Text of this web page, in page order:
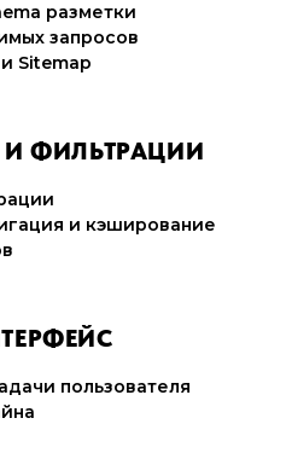
разметки
запросов
Sitemap
ФИЛЬТРАЦИИ
и кэширование
пользователя